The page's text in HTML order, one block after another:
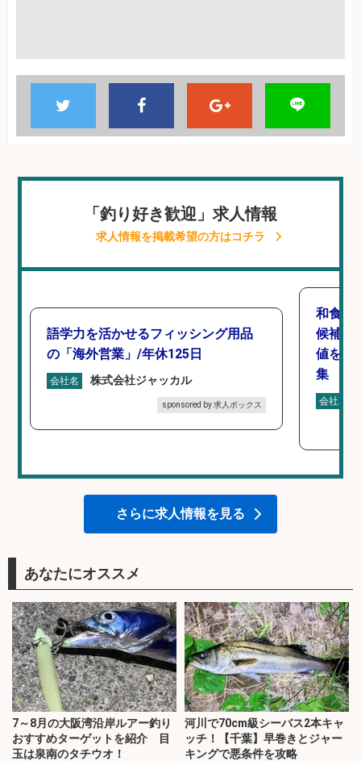
「釣り好き歓迎」求人情報
求人情報を掲載希望の方はコチラ
語学力を活かせるフィッシング用品
の「海外営業」/年休125日
会社名 株式会社ジャッカル
sponsored by 求人ボックス
和食,
候補/
値を上
集
会社名
さらに求人情報を見る
あなたにオススメ
7～8月の大阪湾沿岸ルアー釣り
おすすめターゲットを紹介 目
玉は泉南のタチウオ！
河川で70cm級シーバス2本キャ
ッチ！【千葉】早巻きとジャー
キングで悪条件を攻略